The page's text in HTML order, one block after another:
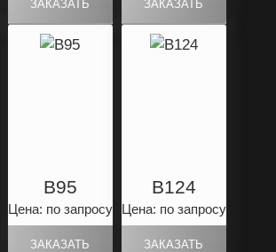
B95
Цена: по запросу
B124
Цена: по запросу